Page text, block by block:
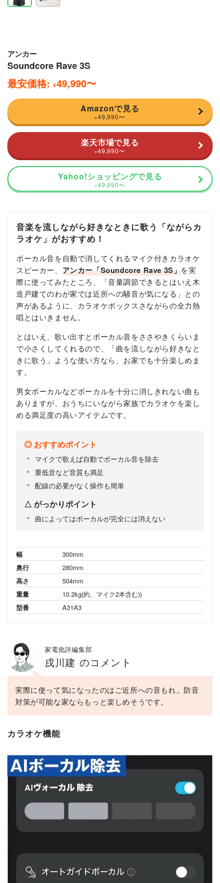
アンカー
Soundcore Rave 3S
最安価格: ¥49,990〜
Amazonで見る
¥ 49,990〜
楽天市場で見る
¥ 49,990〜
Yahoo!ショッピングで見る
¥ 49,990〜
音楽を流しながら好きなときに歌う「ながらカ
ラオケ」がおすすめ！
ボーカル音を自動で消してくれるマイク付きカラオケ
スピーカー、 アンカー「Soundcore Rave 3S」を実
際に使ってみたところ、「音量調節できるとはいえ木
造戸建てのわが家では近所への騒音が気になる」との
声があるように、カラオケボックスさながらの全力熱
唱とはいきません。
とはいえ、歌い出すとボーカル音をささやきくらいま
で小さくしてくれるので、「曲を流しながら好きなと
きに歌う」ような使い方なら、お家でも十分楽しめま
す。
男女ボーカルなどボーカルを十分に消しきれない曲も
ありますが、おうちにいながら家族でカラオケを楽し
める満足度の高いアイテムです。
おすすめポイント
マイクで歌えば自動でボーカル音を除去
重低音など音質も満足
配線の必要がなく操作も簡単
がっかりポイント
曲によってはボーカルが完全には消えない
幅
300mm
奥行
280mm
高さ
504mm
重量
10.2kg(約、マイク2本含む))
型番
A31A3
家電批評編集部
戌川建 のコメント
実際に使って気になったのはご近所への音もれ。防音
対策が可能な家ならもっと楽しめそうです。
カラオケ機能